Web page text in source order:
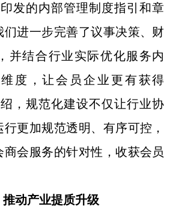
的内部管理制度指引和章
们进一步完善了议事决策、财
并结合行业实际优化服务内
度，让会员企业更有获得
，规范化建设不仅让行业协
更加规范透明、有序可控，
商会服务的针对性，收获会员
动产业提质升级